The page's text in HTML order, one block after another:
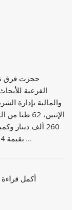
حجزت فرق
الفرعية
والمالية بإدارة
الإثنين، 62
260 ألف دينار
بقيمة 14 ألف دينار …
أكمل